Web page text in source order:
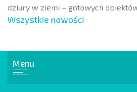
dziury w ziemi – gotowych
Wszystkie nowości
Menu